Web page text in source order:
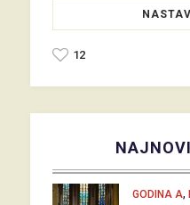
12
GODINA A,